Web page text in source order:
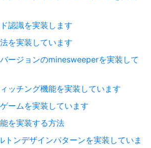
認識を実装します
を実装しています
ージョンのminesweeperを実装して
ッチング機能を実装しています
ームを実装しています
を実装する方法
トンデザインパターンを実装していま